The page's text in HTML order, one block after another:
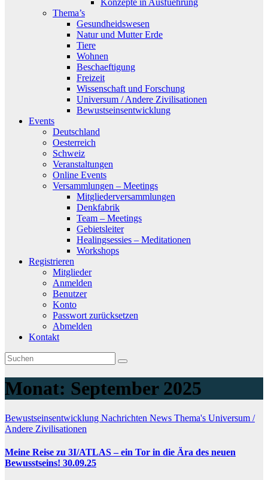
Konzepte in Ausfuehrung
Thema’s
Gesundheidswesen
Natur und Mutter Erde
Tiere
Wohnen
Beschaeftigung
Freizeit
Wissenschaft und Forschung
Universum / Andere Zivilisationen
Bewustseinsentwicklung
Events
Deutschland
Oesterreich
Schweiz
Veranstaltungen
Online Events
Versammlungen – Meetings
Mitgliederversammlungen
Denkfabrik
Team – Meetings
Gebietsleiter
Healingsessies – Meditationen
Workshops
Registrieren
Mitglieder
Anmelden
Benutzer
Konto
Passwort zurücksetzen
Abmelden
Kontakt
Monat: September 2025
Bewustseinsentwicklung Nachrichten News Thema's Universum /
Andere Zivilisationen
Meine Reise zu 3I/ATLAS – ein Tor in die Ära des neuen
Bewusstseins! 30.09.25